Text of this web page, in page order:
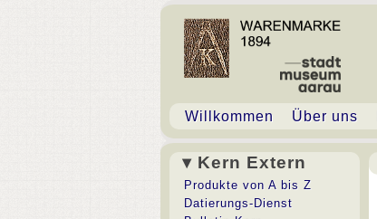
Willkommen Über uns
▾ Kern Extern
Produkte von A bis Z
Datierungs-Dienst